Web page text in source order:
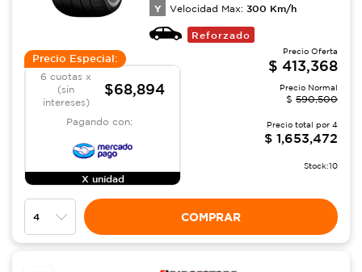
Y Velocidad Max: 300 Km/h
Reforzado
Precio Especial:
6 cuotas x
(sin
intereses)
$68,894
Pagando con:
X unidad
Precio Oferta
$ 413,368
Precio Normal
$ 590,500
Precio total por 4
$ 1,653,472
Stock:10
COMPRAR